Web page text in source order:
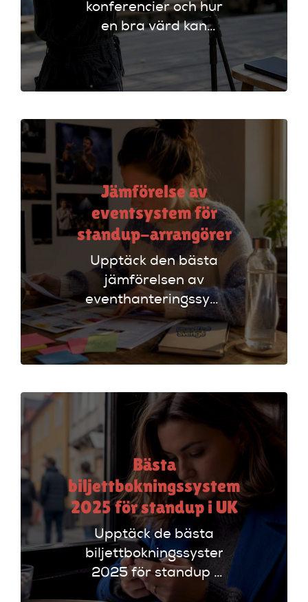
konferencier och hur
en bra värd kan
lyfta ditt event. Följ
vår checklista för
att säkerställa en
arrangemang!
Jämförelse av
eventsystem för
standup-arrangörer
Upptäck den bästa
jämförelsen av
eventhanteringssystem
för standup-
arrangörer. Få
insikter om
evenemangskalender
och biljettlänkar!
Bästa
biljettbokningssystem
2025 för standup i UK
Upptäck de bästa
biljettbokningssystem
2025 för standup i
UK. Jämför